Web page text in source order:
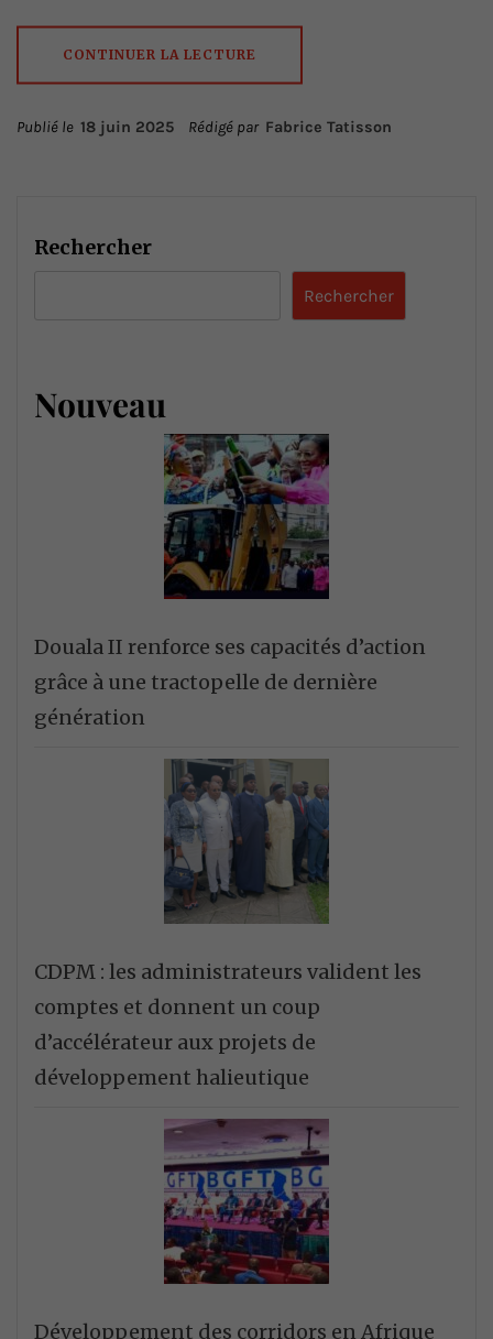
CONTINUER LA LECTURE
Publié le 18 juin 2025 Rédigé par Fabrice Tatisson
Rechercher
Rechercher
Nouveau
Douala II renforce ses capacités d’action
grâce à une tractopelle de dernière
génération
CDPM : les administrateurs valident les
comptes et donnent un coup
d’accélérateur aux projets de
développement halieutique
Développement des corridors en Afrique